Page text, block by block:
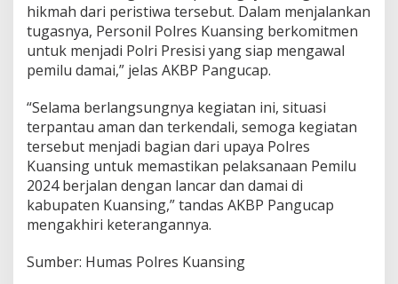
P
r
e
s
i
i
S
i
a
p
M
e
n
a
w
hikmah dari peristiwa tersebut. Dalam menjalankan
tugasnya, Personil Polres Kuansing berkomitmen
untuk menjadi Polri Presisi yang siap mengawal
pemilu damai,” jelas AKBP Pangucap.
“Selama berlangsungnya kegiatan ini, situasi
terpantau aman dan terkendali, semoga kegiatan
tersebut menjadi bagian dari upaya Polres
Kuansing untuk memastikan pelaksanaan Pemilu
2024 berjalan dengan lancar dan damai di
kabupaten Kuansing,” tandas AKBP Pangucap
mengakhiri keterangannya.
Sumber: Humas Polres Kuansing